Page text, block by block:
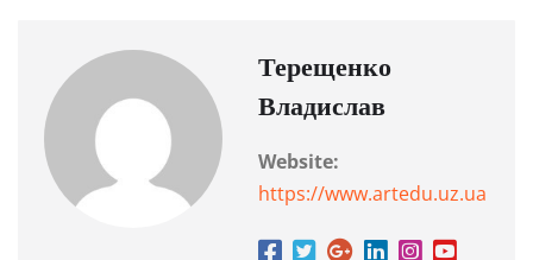
Терещенко
Владислав
Website:
https://www.artedu.uz.ua